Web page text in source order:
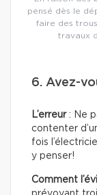
pensé dès le
faire des
travaux
6. Avez-
L’erreur: Ne
contenter
fois
y penser!
Comment